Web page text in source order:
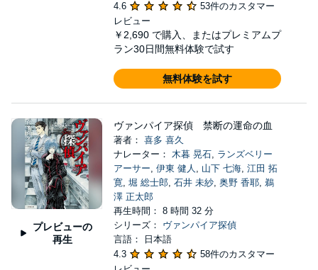
4.6
53件のカスタマー
レビュー
￥2,690 で購入、またはプレミアムプ
ラン30日間無料体験で試す
無料体験を試す
プレビューの
再生
ヴァンパイア探偵 禁断の運命の血
著者： 喜多 喜久
ナレーター： 木暮 晃石, ランズベリー
アーサー, 伊東 健人 , 山下 七海, 江田 拓
寛, 堀 総士郎, 石井 未紗, 奥野 香耶, 鵜
澤 正太郎
再生時間： 8 時間 32 分
シリーズ： ヴァンパイア探偵
言語： 日本語
4.3
58件のカスタマー